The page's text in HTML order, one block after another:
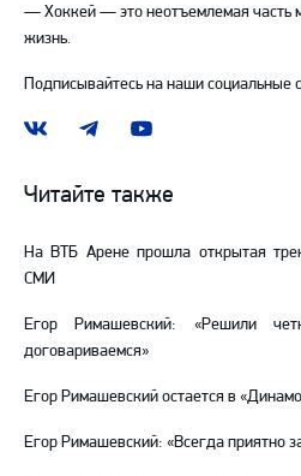
— Хоккей — это неотъемлемая часть
жизнь.
Подписывайтесь на наши социальные
Наша
ВКонтакте
Наш
в
Telegram
Наш
YouTube
Читайте также
На ВТБ Арене прошла открытая
СМИ
Егор Римашевский: «Решили
договариваемся»
Егор Римашевский остается в
Егор Римашевский: «Всегда приятно